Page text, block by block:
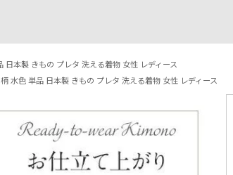
本製 きもの プレタ 洗える着物 女性 レディース
水色 単品 日本製 きもの プレタ 洗える着物 女性 レディース